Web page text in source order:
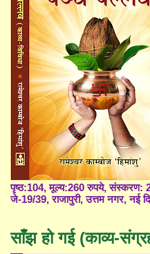
पृष्ठ:104, मूल्य:260 रुपये, संस्करण:
जे-19/39, राजापुरी, उत्तम नगर, नई
साँझ हो गई (काव्य-